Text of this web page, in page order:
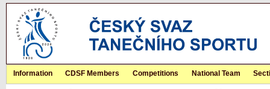
Information CDSF Members Competitions National Team